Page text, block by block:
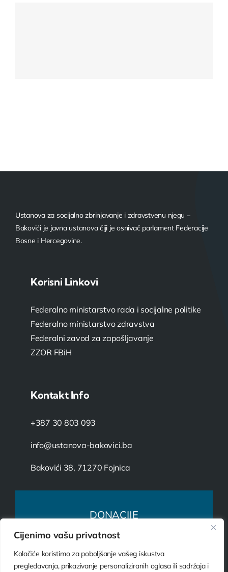
Cijenimo vašu privatnost
Kolačiće koristimo za poboljšanje vašeg iskustva
pregledavanja, prikazivanje personaliziranih oglasa ili sadržaja i
Ustanova za socijalno zbrinjavanje i zdravstvenu njegu –
Bakovići je javna ustanova čiji je osnivač parlament Federacije
Bosne i Hercegovine.
Korisni Linkovi
Federalno ministarstvo rada i socijalne politike
Federalno ministarstvo zdravstva
Federalni zavod za zapošljavanje
ZZOR FBiH
Kontakt Info
+387 30 803 093
info@ustanova-bakovici.ba
Bakovići 38, 71270 Fojnica
DONACIJE
VAŠ DAR ZA USTANOVU
DONIRAJ SADA